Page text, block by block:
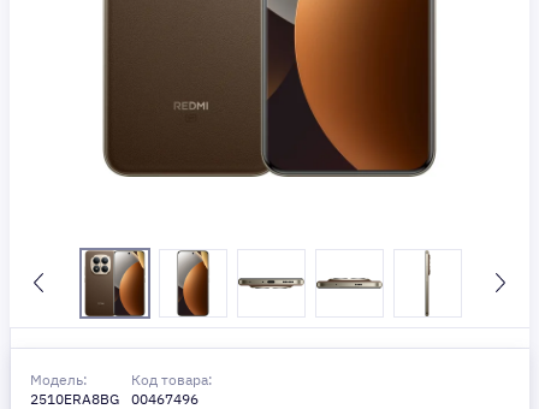
Модель:
2510ERA8BG
Код товара:
00467496